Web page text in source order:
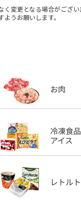
変更となる場合がござ
うお願いします。